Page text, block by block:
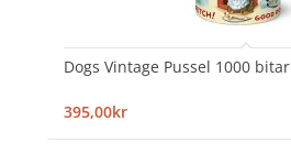
Dogs Vintage Pussel 1000 bitar
395,00kr